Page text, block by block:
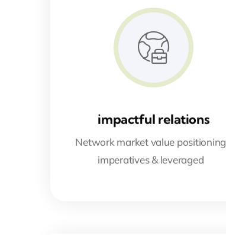
impactful relations
Network market value positioning
imperatives & leveraged